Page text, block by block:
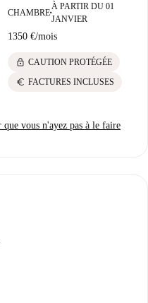
CHAMBRE■
À PARTIR DU 01
JANVIER
1350 €/mois
lock CAUTION PROTÉGÉE
euro FACTURES INCLUSES
vous n'ayez pas à le faire